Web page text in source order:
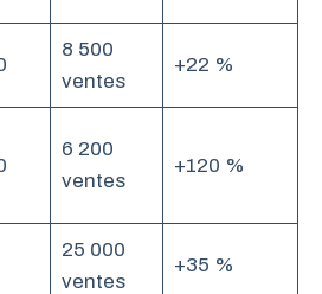
8 500
ventes
+22 %
6 200
ventes
+120 %
25 000
ventes
+35 %